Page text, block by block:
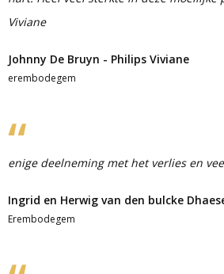
Viviane
Johnny De Bruyn - Philips Viviane
erembodegem
enige deelneming met het verlies en
Ingrid en Herwig van den bulcke
Erembodegem